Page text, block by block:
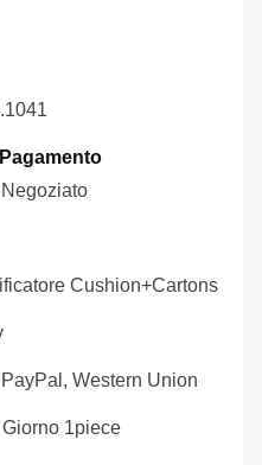
Negoziato
Cushion+Cartons
PayPal, Western Union
Giorno 1piece